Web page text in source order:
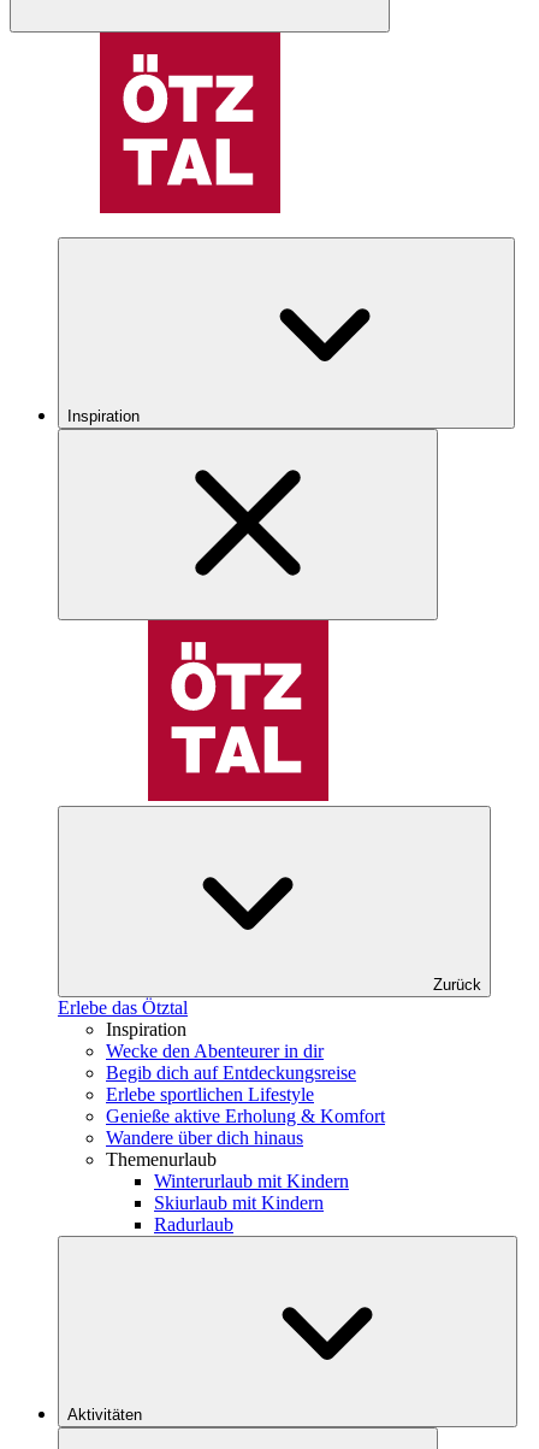
Inspiration
Zurück
Erlebe das Ötztal
Inspiration
Wecke den Abenteurer in dir
Begib dich auf Entdeckungsreise
Erlebe sportlichen Lifestyle
Genieße aktive Erholung & Komfort
Wandere über dich hinaus
Themenurlaub
Winterurlaub mit Kindern
Skiurlaub mit Kindern
Radurlaub
Aktivitäten